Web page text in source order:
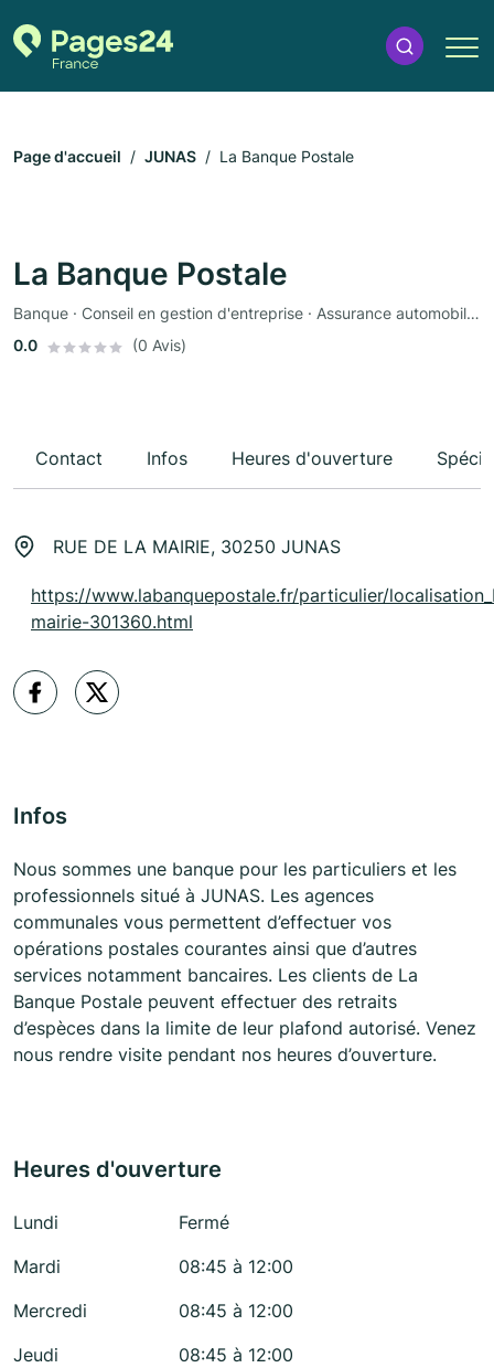
Page d'accueil JUNAS La Banque Postale
La Banque Postale
Banque · Conseil en gestion d'entreprise · Assurance automobile · Assurance
0.0
(0 Avis)
Contact Infos Heures d'ouverture
RUE DE LA MAIRIE, 30250 JUNAS
https://www.labanquepostale.fr/particulier/
mairie-301360.html
Infos
Nous sommes une banque pour les particuliers et les
professionnels situé à JUNAS. Les agences
communales vous permettent d’effectuer vos
opérations postales courantes ainsi que d’autres
services notamment bancaires. Les clients de La
Banque Postale peuvent effectuer des retraits
d’espèces dans la limite de leur plafond autorisé. Venez
nous rendre visite pendant nos heures d’ouverture.
Heures d'ouverture
Lundi
Fermé
Mardi
08:45 à 12:00
Mercredi
08:45 à 12:00
Jeudi
08:45 à 12:00